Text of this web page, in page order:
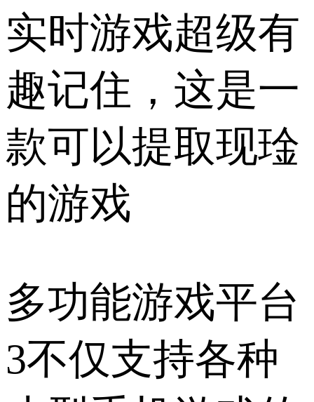
实时游戏超级有
趣记住，这是一
款可以提取现琻
的游戏
多功能游戏平台
3不仅支持各种